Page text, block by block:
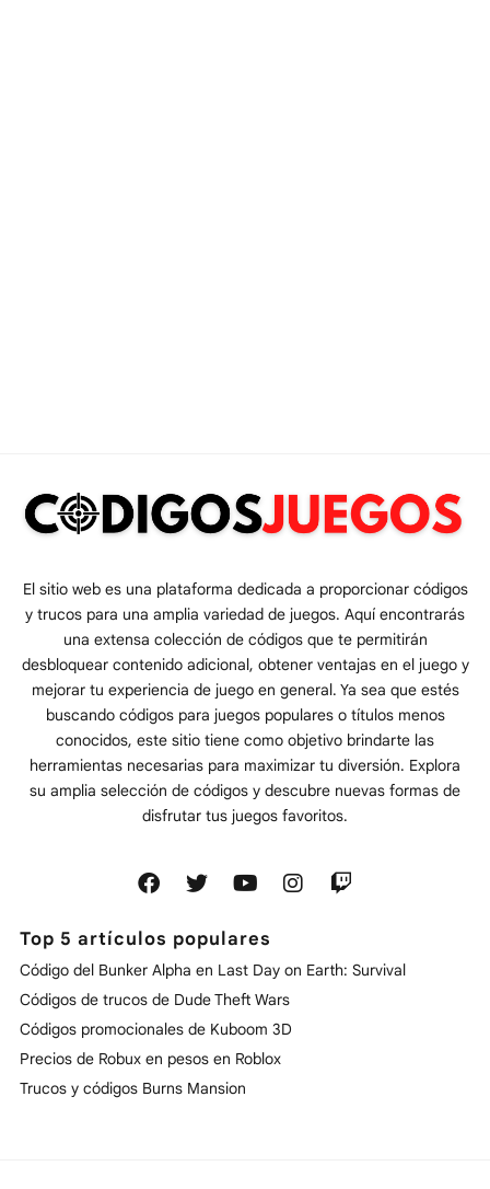
El sitio web es una plataforma dedicada a proporcionar códigos
y trucos para una amplia variedad de juegos. Aquí encontrarás
una extensa colección de códigos que te permitirán
desbloquear contenido adicional, obtener ventajas en el juego y
mejorar tu experiencia de juego en general. Ya sea que estés
buscando códigos para juegos populares o títulos menos
conocidos, este sitio tiene como objetivo brindarte las
herramientas necesarias para maximizar tu diversión. Explora
su amplia selección de códigos y descubre nuevas formas de
disfrutar tus juegos favoritos.
Top 5 artículos populares
Código del Bunker Alpha en Last Day on Earth: Survival
Códigos de trucos de Dude Theft Wars
Códigos promocionales de Kuboom 3D
Precios de Robux en pesos en Roblox
Trucos y códigos Burns Mansion